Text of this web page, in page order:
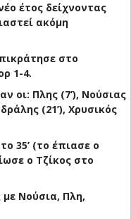
έτος δείχνοντας
ακόμη
στο
1-4.
οι: Πλης (7’), Νούσιας
(21’), Χρυσικός
35’ (το έπιασε ο
ο Τζίκος στο
με Νούσια, Πλη,